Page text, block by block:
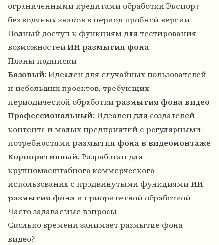
ограниченными кредитами обработки Экспорт
без водяных знаков в период пробной версии
Полный доступ к функциям для тестирования
возможностейИИ размытия фона
Планы подписки
Базовый: Идеален для случайных пользователей
и небольших проектов, требующих
периодической обработки размытия фона видео
Профессиональный: Идеален для создателей
контента и малых предприятий с регулярными
потребностями размытия фона в видеомонтаже
Корпоративный: Разработан для
крупномасштабного коммерческого
использования с продвинутыми функциямиИИ
размытия фонаи приоритетной обработкой
Часто задаваемые вопросы
Сколько времени занимает размытие фона
видео?